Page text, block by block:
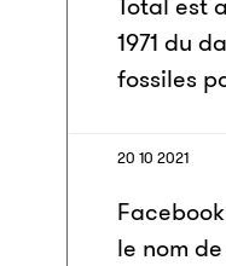
1971 du
fossiles
20 10 2021
le nom